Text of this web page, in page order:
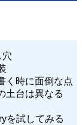
穴
く時に面倒な点
土台は異なる
を試してみる